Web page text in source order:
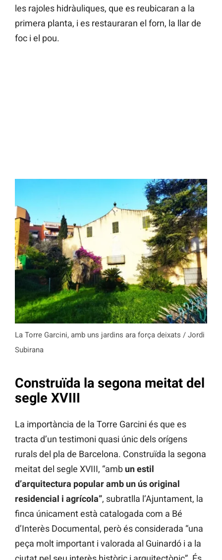
les rajoles hidràuliques, que es reubicaran a la
primera planta, i es restauraran el forn, la llar de
foc i el pou.
La Torre Garcini, amb uns jardins ara força deixats / Jordi
Subirana
Construïda la segona meitat del
segle XVIII
La importància de la Torre Garcini és que es
tracta d’un testimoni quasi únic dels orígens
rurals del pla de Barcelona. Construïda la segona
meitat del segle XVIII, “amb un estil
d’arquitectura popular amb un ús original
residencial i agrícola”, subratlla l’Ajuntament, la
finca únicament està catalogada com a Bé
d’Interès Documental, però és considerada “una
peça molt important i valorada al Guinardó i a la